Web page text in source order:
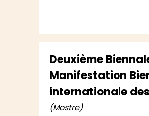
Deuxième
Manifestation
internationale
artistes
(Mostre)